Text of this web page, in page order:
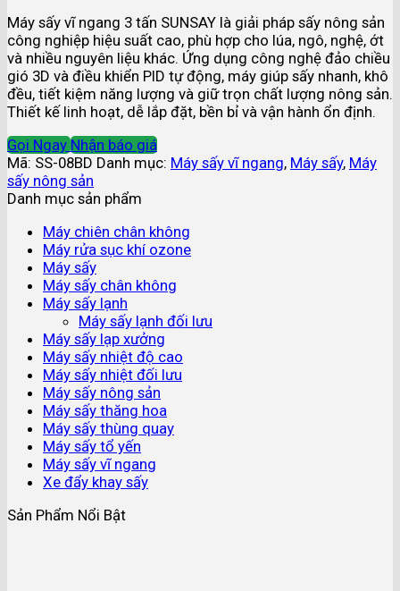
Máy sấy vĩ ngang 3 tấn SUNSAY là giải pháp sấy nông sản
công nghiệp hiệu suất cao, phù hợp cho lúa, ngô, nghệ, ớt
và nhiều nguyên liệu khác. Ứng dụng công nghệ đảo chiều
gió 3D và điều khiển PID tự động, máy giúp sấy nhanh, khô
đều, tiết kiệm năng lượng và giữ trọn chất lượng nông sản.
Thiết kế linh hoạt, dễ lắp đặt, bền bỉ và vận hành ổn định.
Gọi Ngay Nhận báo giá
Mã: SS-08BD Danh mục: Máy sấy vĩ ngang, Máy sấy, Máy
sấy nông sản
Danh mục sản phẩm
Máy chiên chân không
Máy rửa sục khí ozone
Máy sấy
Máy sấy chân không
Máy sấy lạnh
Máy sấy lạnh đối lưu
Máy sấy lạp xưởng
Máy sấy nhiệt độ cao
Máy sấy nhiệt đối lưu
Máy sấy nông sản
Máy sấy thăng hoa
Máy sấy thùng quay
Máy sấy tổ yến
Máy sấy vĩ ngang
Xe đẩy khay sấy
Sản Phẩm Nổi Bật